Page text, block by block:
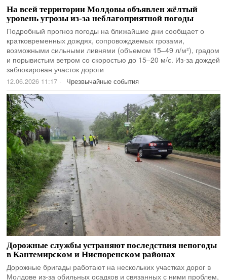
На всей территории Молдовы объявлен жёлтый
уровень угрозы из-за неблагоприятной погоды
Подробный прогноз погоды на ближайшие дни сообщает о
кратковременных дождях, сопровождаемых грозами,
возможными сильными ливнями (объемом 15–49 л/м²), градом
и порывистым ветром со скоростью до 15–20 м/с. Из-за дождей
заблокирован участок дороги
12.06.2026 11:17 Чрезвычайные события
Дорожные службы устраняют последствия непогоды
в Кантемирском и Ниспоренском районах
Дорожные бригады работают на нескольких участках дорог в
Молдове из-за обильных осадков и связанных с ними проблем,